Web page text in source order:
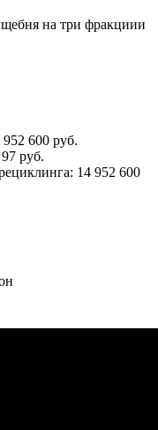
на три фракциии
952 600 руб.
97 руб.
14 952 600